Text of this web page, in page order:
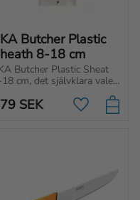
Butcher Plastic
8-18 cm
Butcher Plastic Sheat
cm, det självklara valet
och hygienisk
av dina slaktknivar.
SEK Lägg till i